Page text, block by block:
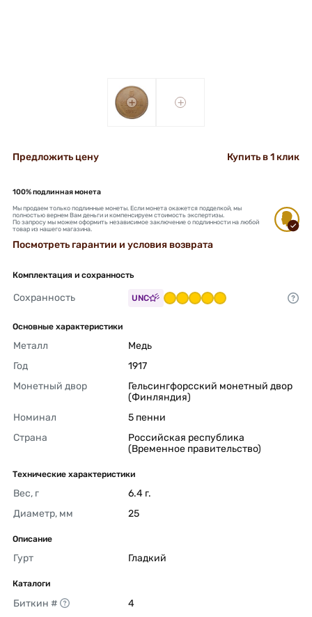
+ +
Предложить цену Купить в 1 клик
100% подлинная монета
Мы продаем только подлинные монеты. Если монета окажется подделкой, мы
полностью вернем Вам деньги и компенсируем стоимость экспертизы.
По запросу мы можем оформить независимое заключение о подлинности на любой
товар из нашего магазина.
Посмотреть гарантии и условия возврата
Комплектация и сохранность
Сохранность UNC
Основные характеристики
Металл
Медь
Год
1917
Монетный двор
Гельсингфорсский монетный двор
(Финляндия)
Номинал
5 пенни
Страна
Российская республика
(Временное правительство)
Технические характеристики
Вес, г
6.4 г.
Диаметр, мм
25
Описание
Гурт Гладкий
Каталоги
Биткин #
4